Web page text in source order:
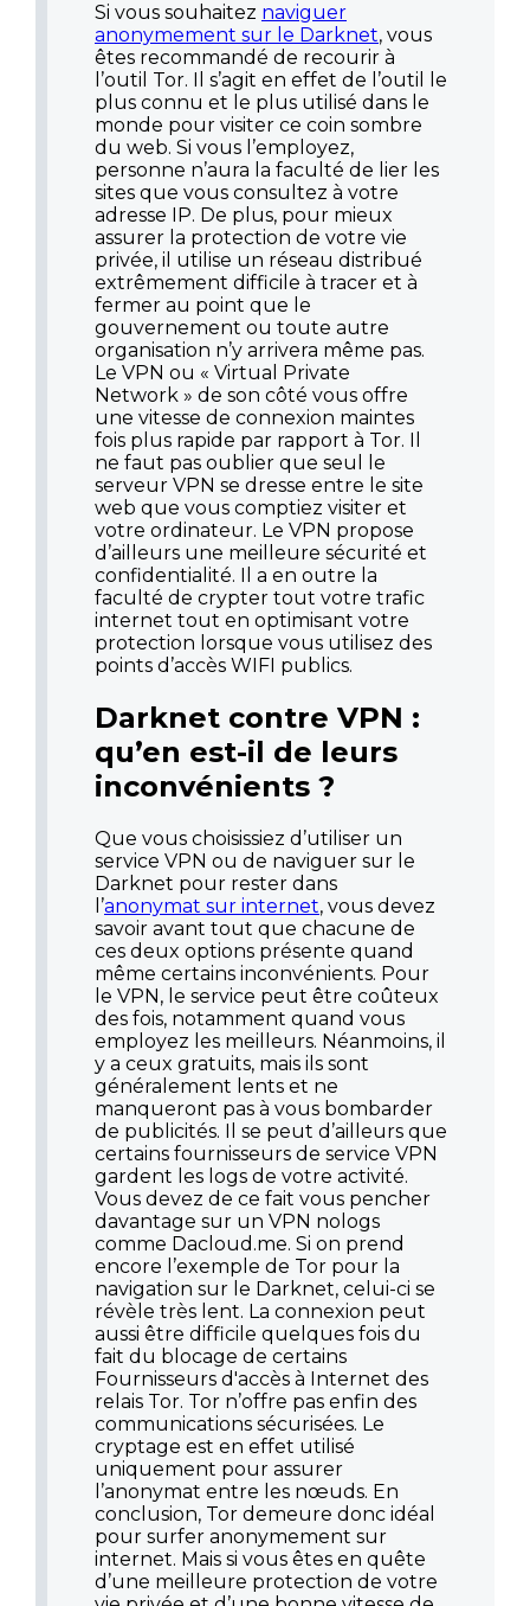
Si vous souhaitez naviguer
anonymement sur le Darknet, vous
êtes recommandé de recourir à
l’outil Tor. Il s’agit en effet de l’outil le
plus connu et le plus utilisé dans le
monde pour visiter ce coin sombre
du web. Si vous l’employez,
personne n’aura la faculté de lier les
sites que vous consultez à votre
adresse IP. De plus, pour mieux
assurer la protection de votre vie
privée, il utilise un réseau distribué
extrêmement difficile à tracer et à
fermer au point que le
gouvernement ou toute autre
organisation n’y arrivera même pas.
Le VPN ou « Virtual Private
Network » de son côté vous offre
une vitesse de connexion maintes
fois plus rapide par rapport à Tor. Il
ne faut pas oublier que seul le
serveur VPN se dresse entre le site
web que vous comptiez visiter et
votre ordinateur. Le VPN propose
d’ailleurs une meilleure sécurité et
confidentialité. Il a en outre la
faculté de crypter tout votre trafic
internet tout en optimisant votre
protection lorsque vous utilisez des
points d’accès WIFI publics.
Darknet contre VPN :
qu’en est-il de leurs
inconvénients ?
Que vous choisissiez d’utiliser un
service VPN ou de naviguer sur le
Darknet pour rester dans
l’anonymat sur internet, vous devez
savoir avant tout que chacune de
ces deux options présente quand
même certains inconvénients. Pour
le VPN, le service peut être coûteux
des fois, notamment quand vous
employez les meilleurs. Néanmoins, il
y a ceux gratuits, mais ils sont
généralement lents et ne
manqueront pas à vous bombarder
de publicités. Il se peut d’ailleurs que
certains fournisseurs de service VPN
gardent les logs de votre activité.
Vous devez de ce fait vous pencher
davantage sur un VPN nologs
comme Dacloud.me. Si on prend
encore l’exemple de Tor pour la
navigation sur le Darknet, celui-ci se
révèle très lent. La connexion peut
aussi être difficile quelques fois du
fait du blocage de certains
Fournisseurs d'accès à Internet des
relais Tor. Tor n’offre pas enfin des
communications sécurisées. Le
cryptage est en effet utilisé
uniquement pour assurer
l’anonymat entre les nœuds. En
conclusion, Tor demeure donc idéal
pour surfer anonymement sur
internet. Mais si vous êtes en quête
d’une meilleure protection de votre